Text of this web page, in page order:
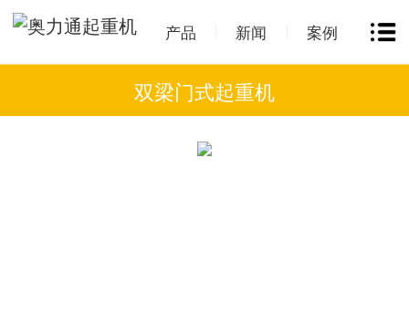
产品 新闻 案例
双梁门式起重机